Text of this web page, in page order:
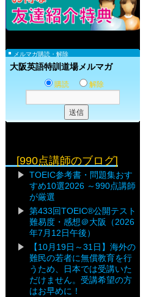
メルマガ購読・解除
大阪英語特訓道場メルマガ
購読 解除
[990点講師のブログ]
TOEIC参考書・問題集おす
すめ10選2026 ～990点講師
が厳選
第433回TOEIC®公開テスト
難易度・感想＠大阪（2026
年7月12日午後）
【10月19日～31日】海外の
難民の若者に無償教育を行
うため、日本では受講いた
だけません。受講希望の方
はお早めに！